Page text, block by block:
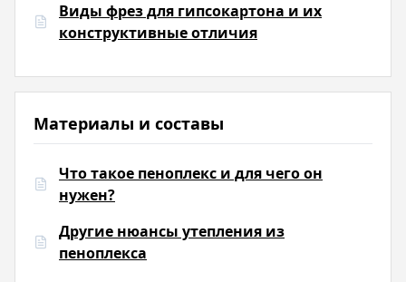
Виды фрез для гипсокартона и их
конструктивные отличия
Материалы и составы
Что такое пеноплекс и для чего он
нужен?
Другие нюансы утепления из
пеноплекса